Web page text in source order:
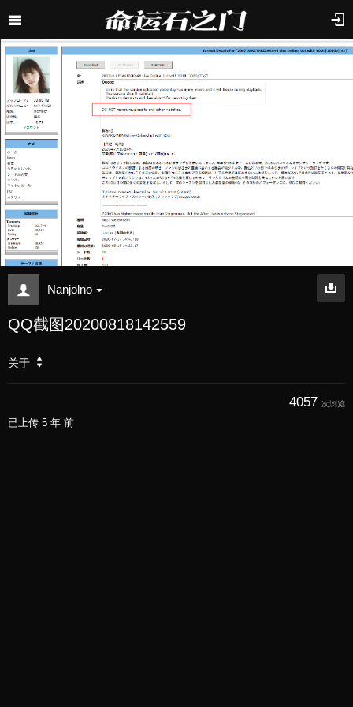
Nanjolno
QQ截图20200818142559
关于
4057 次浏览
已上传 5 年 前